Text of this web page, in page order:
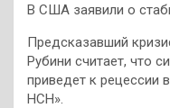
В США заявили о
Предсказавший
Рубини считает, что
приведет к рецессии
НСН».